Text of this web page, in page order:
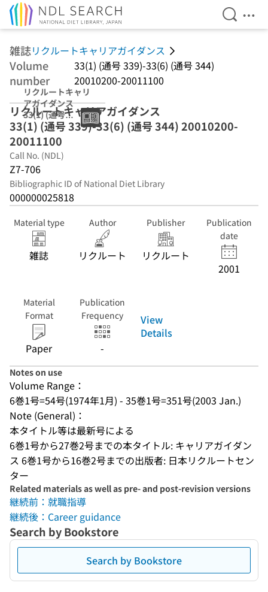
Open
雑誌リクルートキャリアガイダンス
Volume
number
33(1) (通号 339)-33(6) (通号 344)
20010200-20011100
リクルートキャリ
アガイダンス
33(1) (通号
339)-33(6) (通号
344) 20010200-
20011100
リクルートキャリアガイダンス
33(1) (通号 339)-33(6) (通号 344) 20010200-
20011100
Call No. (NDL)
Z7-706
Bibliographic ID of National Diet Library
000000025818
Material type
雑誌
Author
リクルート
Publisher
リクルート
Publication
date
2001
Material
Format
Paper
Publication
Frequency
-
View
Details
Notes on use
Volume Range：
6巻1号=54号(1974年1月) - 35巻1号=351号(2003 Jan.)
Note (General)：
本タイトル等は最新号による
6巻1号から27巻2号までの本タイトル: キャリアガイダン
ス 6巻1号から16巻2号までの出版者: 日本リクルートセン
ター
Related materials as well as pre- and post-revision versions
継続前：就職指導
継続後：Career guidance
Search by Bookstore
Search by Bookstore